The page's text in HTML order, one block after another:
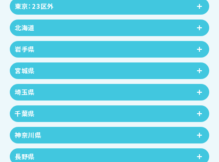
東京：23区外
北海道
岩手県
宮城県
埼玉県
千葉県
神奈川県
長野県